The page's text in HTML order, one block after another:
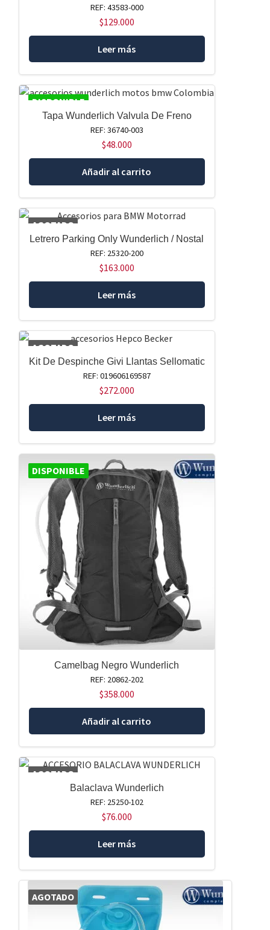
REF: 43583-000
$129.000
Leer más
DISPONIBLE
Tapa Wunderlich Valvula De Freno
REF: 36740-003
$48.000
Añadir al carrito
AGOTADO
Letrero Parking Only Wunderlich / Nostal
REF: 25320-200
$163.000
Leer más
AGOTADO
Kit De Despinche Givi Llantas Sellomatic
REF: 019606169587
$272.000
Leer más
DISPONIBLE
Camelbag Negro Wunderlich
REF: 20862-202
$358.000
Añadir al carrito
AGOTADO
Balaclava Wunderlich
REF: 25250-102
$76.000
Leer más
AGOTADO